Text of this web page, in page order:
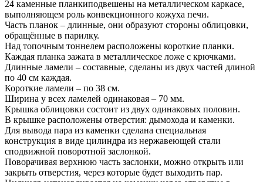
24 каменные планкиподвешены на металлическом каркасе,
выполняющем роль конвекционного кожуха печи.
Часть планок – длинные, они образуют стороны облицовки,
обращённые в парилку.
Над топочным тоннелем расположены короткие планки.
Каждая планка зажата в металлическое ложе с крючками.
Длинные ламели – составные, сделаны из двух частей длиной
по 40 см каждая.
Короткие ламели – по 38 см.
Ширина у всех ламелей одинаковая – 70 мм.
Крышка облицовки состоит из двух одинаковых половин.
В крышке расположены отверстия: дымохода и каменки.
Для вывода пара из каменки сделана специальная
конструкция в виде цилиндра из нержавеющей стали
сподвижной поворотной заслонкой.
Поворачивая верхнюю часть заслонки, можно открыть или
закрыть отверстия, через которые будет выходить пар.